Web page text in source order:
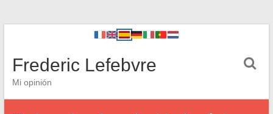
Frederic Lefebvre
Mi opinión